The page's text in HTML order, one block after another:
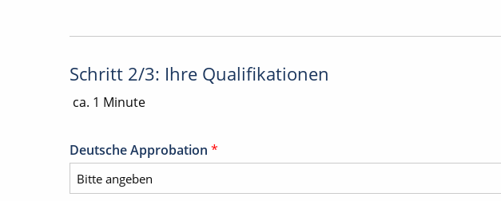
Schritt 2/3: Ihre Qualifikationen
ca. 1 Minute
Deutsche Approbation *